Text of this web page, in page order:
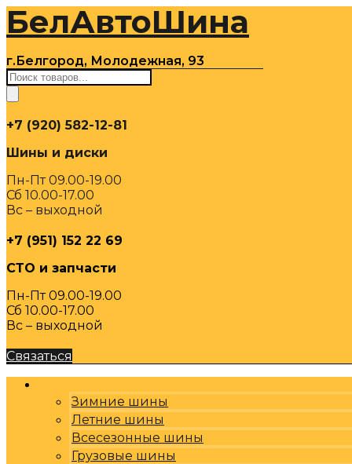
Перейти
содержимому
БелАвтоШина
г.Белгород, Молодежная, 93
Поиск
товаров
+7 (920) 582-12-81
Шины и диски
Пн-Пт 09.00-19.00
Сб 10.00-17.00
Вс – выходной
+7 (951) 152 22 69
СТО и запчасти
Пн-Пт 09.00-19.00
Сб 10.00-17.00
Вс – выходной
Связаться
Зимние шины
Летние шины
Всесезонные шины
Грузовые шины